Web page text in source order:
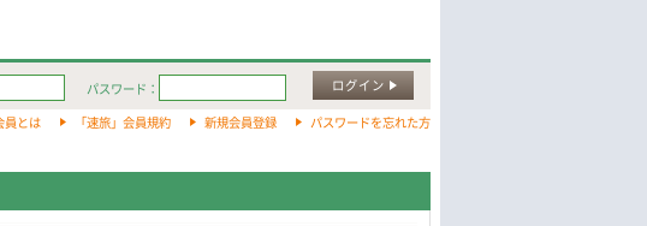
パスワード： ログイン
員とは 「速旅」会員規約 新規会員登録 パスワードを忘れた方